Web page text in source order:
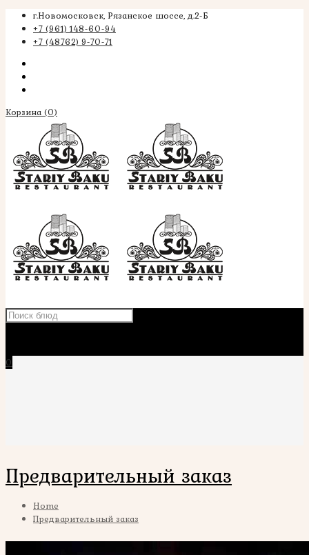
г.Новомосковск, Рязанское шоссе, д.2-Б
+7 (961) 148-60-94
+7 (48762) 9-70-71
Корзина (0)
0
Предварительный заказ
Home
Предварительный заказ